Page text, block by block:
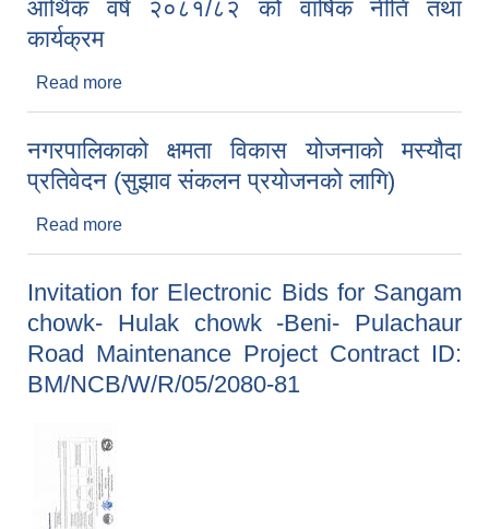
आर्थिक वर्ष २०८१/८२ को वार्षिक नीति तथा
कार्यक्रम
Read more
नगरपालिकाको क्षमता विकास योजनाको मस्यौदा
प्रतिवेदन (सुझाव संकलन प्रयोजनको लागि)
Read more
Invitation for Electronic Bids for Sangam
chowk- Hulak chowk -Beni- Pulachaur
Road Maintenance Project Contract ID:
BM/NCB/W/R/05/2080-81